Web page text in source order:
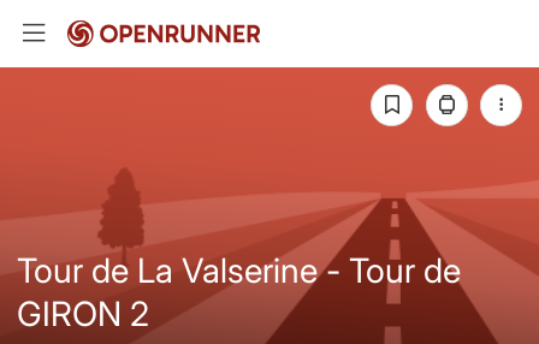
Tour de La Valserine - Tour de
GIRON 2